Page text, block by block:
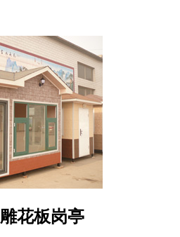
花板岗亭